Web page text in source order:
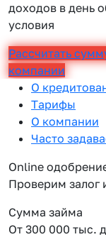
доходов в день
условия
Рассчитать
компании
О
Тарифы
О компании
Часто
Online
Проверим залог
Сумма займа
От 300 000 тыс.